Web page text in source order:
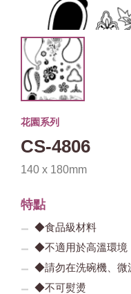
花園系列
CS-4806
140 x 180mm
特點
◆食品級材料
◆不適用於高溫環境
◆請勿在洗碗機、微
◆不可熨燙